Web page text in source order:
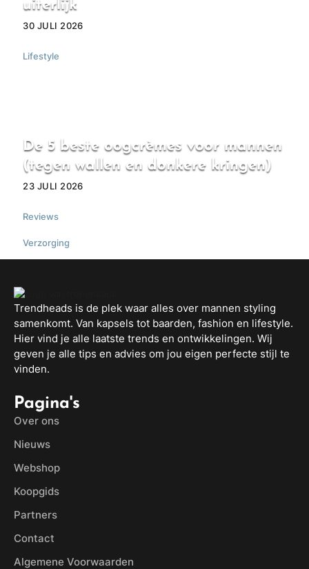
uiterlijk
30 JULI 2026
Lifestyle
De 5 beste oogcrèmes voor mannen
(tegen wallen en donkere kringen)
23 JULI 2026
Reviews
Verzorging
Trendheads is de plek waar alles over mannen styling
samenkomt. Van kapsels tot baarden, fashion en lifestyle.
Hier vind je alle laatste trends en ontwikkelingen. Wij
geven je alle tips en advies om jou eigen perfecte stijl te
vinden.
Pagina's
Over ons
Nieuws
Webshop
Koopgids
Partners
Contact
Algemene Voorwaarden